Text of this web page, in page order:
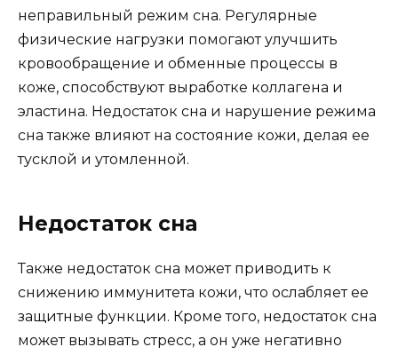
неправильный режим сна. Регулярные
физические нагрузки помогают улучшить
кровообращение и обменные процессы в
коже, способствуют выработке коллагена и
эластина. Недостаток сна и нарушение режима
сна также влияют на состояние кожи, делая ее
тусклой и утомленной.
Недостаток сна
Также недостаток сна может приводить к
снижению иммунитета кожи, что ослабляет ее
защитные функции. Кроме того, недостаток сна
может вызывать стресс, а он уже негативно